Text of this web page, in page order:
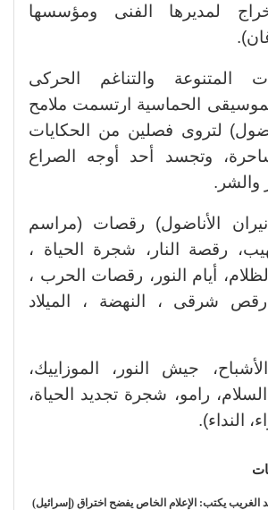
لمديرها الفنى ومؤسسها
المتنوعة والتناغم الحركى
الحماسية ارتسمت ملامح
لتروى فصلين من الحكايات
وتجسد أحد أوجه الصراع
والشر.
الأناضول) رقصات (مراسم
رقصة النار، شجرة الحياة ،
أيام النور، رقصات الحرب ،
رقص شرقى ، النهضة ، الميلاد
جيش النور، الموزاييك،
رامو، شجرة تجديد الحياة،
النداء).
الغريب يكتب: الإعلام الخاص يفضح اختراق (إسرائيل)